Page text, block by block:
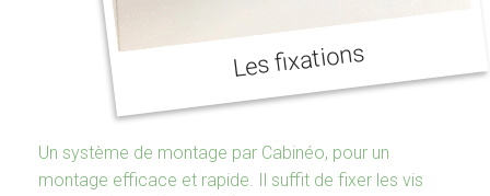
Les fixations
Un système de montage par Cabinéo, pour un
montage efficace et rapide. Il suffit de fixer les vis